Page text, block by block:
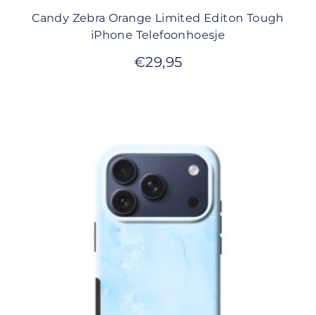
Candy Zebra Orange Limited Editon Tough
iPhone Telefoonhoesje
€29,95